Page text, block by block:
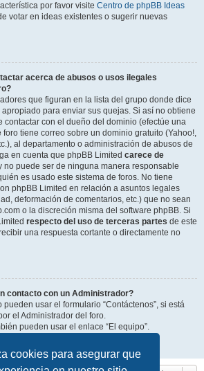
cookies para asegurar que
por favor visite Centro de phpBB Ideas
votar en ideas existentes o sugerir nuevas
acerca de abusos o usos ilegales
que figuran en la lista del grupo donde dice
apropiado para enviar sus quejas. Si así no obtiene
contactar con el dueño del dominio (efectúe una
foro tiene correo sobre un dominio gratuito (Yahoo!,
al departamento o administración de abusos de
en cuenta que phpBB Limited carece de
no puede ser de ninguna manera responsable
es usado este sistema de foros. No tiene
phpBB Limited en relación a asuntos legales
deformación de comentarios, etc.) que no sean
o la discreción misma del software phpBB. Si
respecto del uso de terceras partes de este
una respuesta cortante o directamente no
contacto con un Administrador?
usar el formulario “Contáctenos”, si está
el Administrador del foro.
pueden usar el enlace “El equipo”.